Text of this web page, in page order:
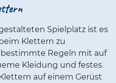
Spielplatz ist es
Klettern zu
Regeln mit auf
Kleidung und festes
auf einem Gerüst